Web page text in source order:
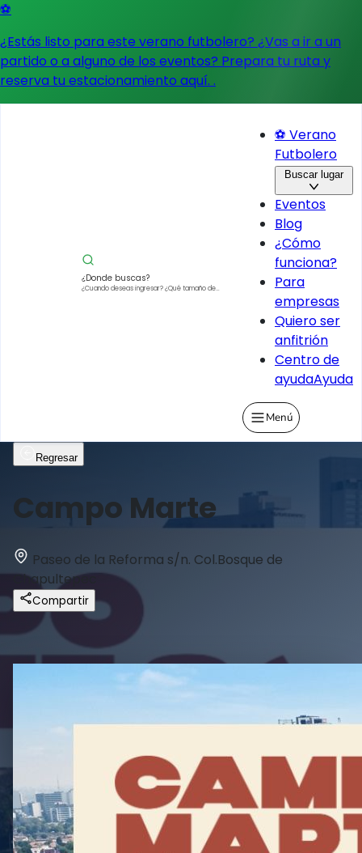
⚽
¿Estás listo para este verano futbolero? ¿Vas a ir a un
partido o a alguno de los eventos? Prepara tu ruta y
reserva tu estacionamiento aquí. .
¿Donde buscas?
¿Cuando deseas ingresar?¿Qué tamaño de
⚽ Verano
Futbolero
Buscar lugar
Eventos
Blog
¿Cómo
funciona?
Para
empresas
Quiero ser
anfitrión
Centro de
ayudaAyuda
Menú
Regresar
Campo Marte
Paseo de la Reforma s/n. Col.Bosque de
Chapultepec
Compartir